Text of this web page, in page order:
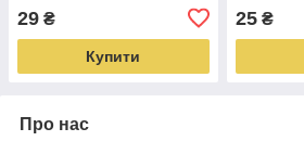
29 ₴
Купити
25₴
Про нас